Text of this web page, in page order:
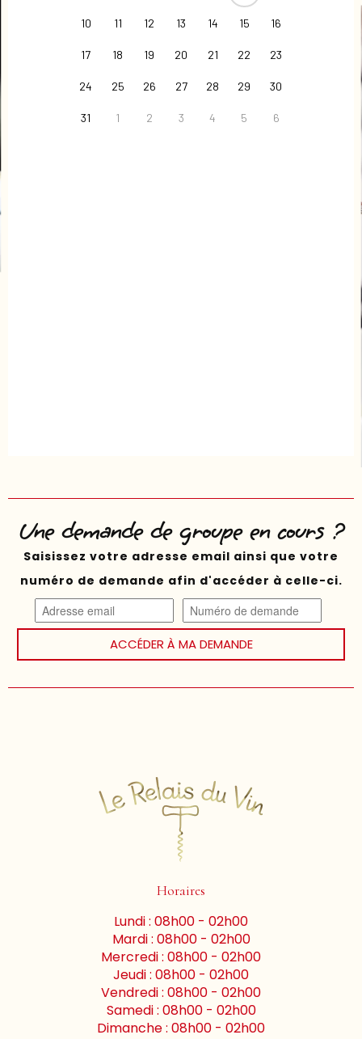
Une demande de groupe en cours ?
Saisissez votre adresse email ainsi que votre
numéro de demande afin d'accéder à celle-ci.
ACCÉDER À MA DEMANDE
Horaires
Lundi : 08h00 - 02h00
Mardi : 08h00 - 02h00
Mercredi : 08h00 - 02h00
Jeudi : 08h00 - 02h00
Vendredi : 08h00 - 02h00
Samedi : 08h00 - 02h00
Dimanche : 08h00 - 02h00